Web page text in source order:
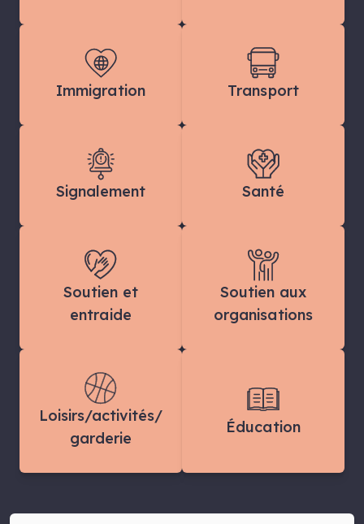
Immigration Transport
Signalement Santé
Soutien et
entraide
Soutien aux
organisations
Loisirs/activités/
garderie
Éducation